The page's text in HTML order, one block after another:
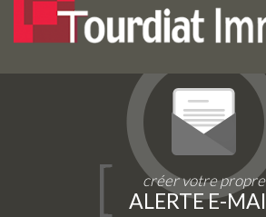
créer votre propre
ALERTE E-